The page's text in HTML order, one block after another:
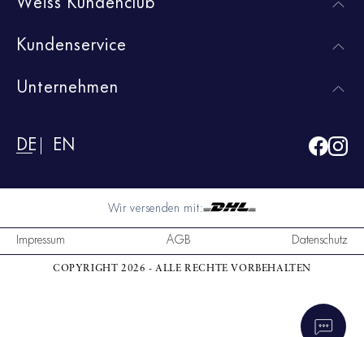
Kundenservice
Unternehmen
DE EN
Wir versenden mit:
Impressum
AGB Datenschutz
COPYRIGHT 2026 - ALLE RECHTE VORBEHALTEN